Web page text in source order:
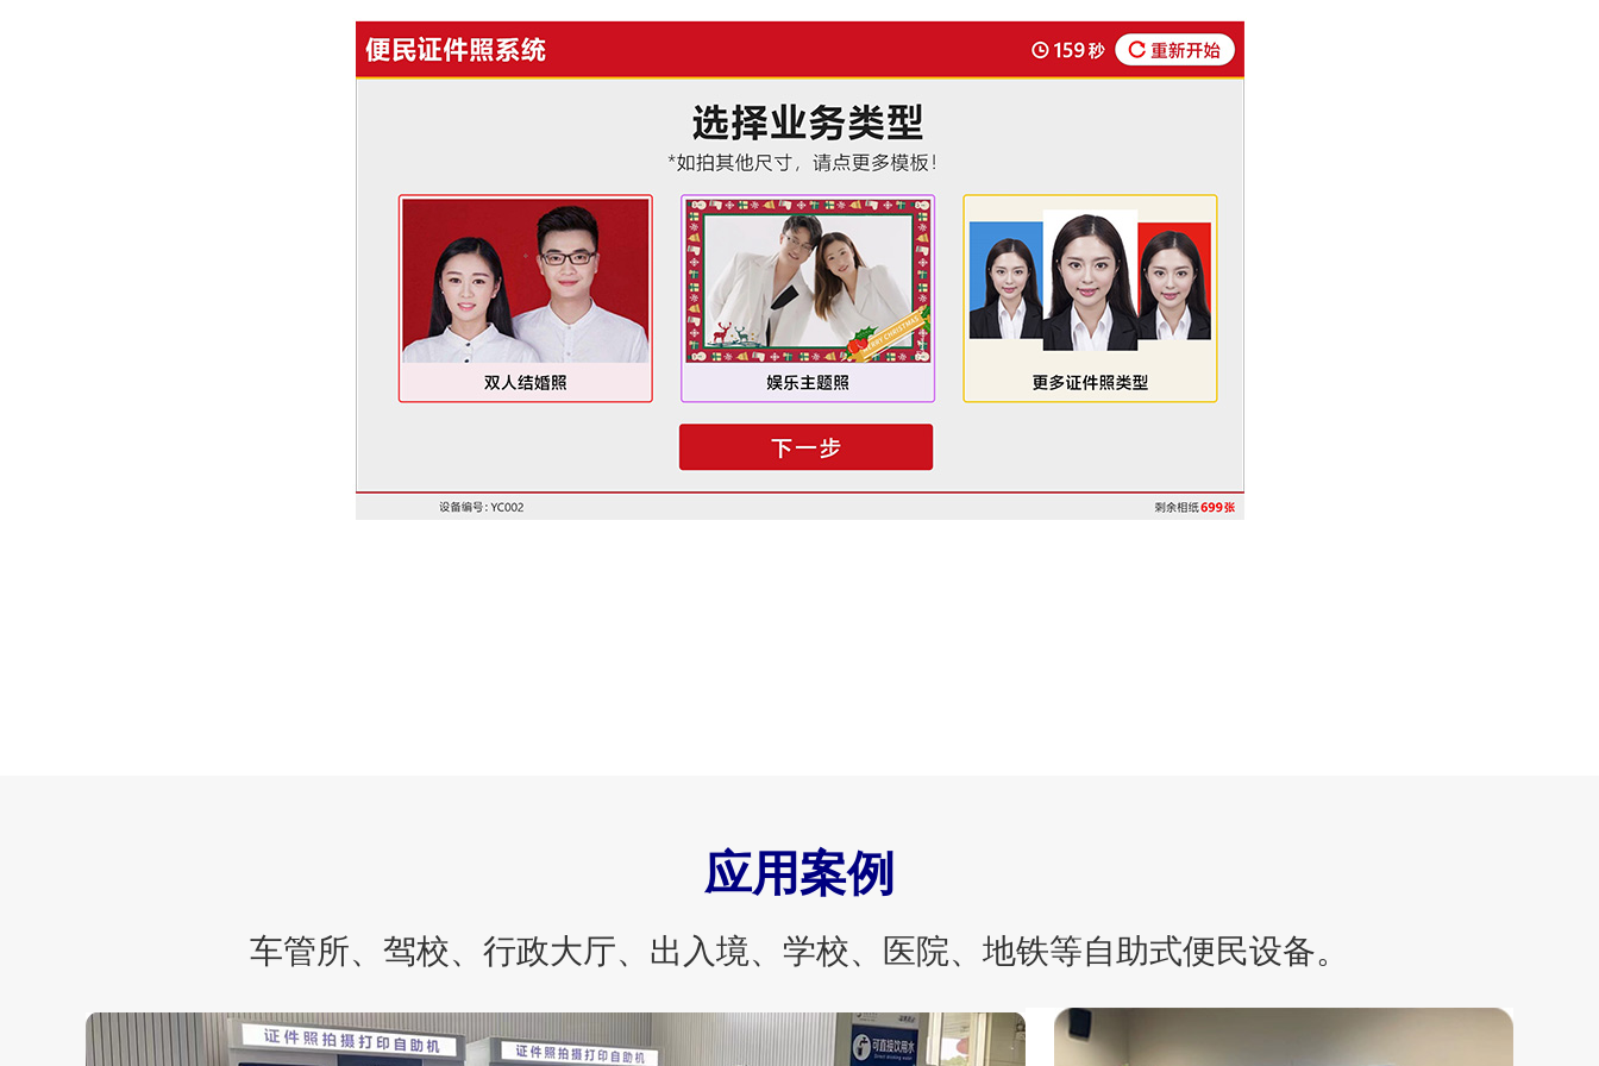
应用案例
车管所、驾校、行政大厅、出入境、学校、医院、地铁等自助式便民设备。